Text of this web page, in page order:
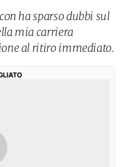
ha sparso dubbi sul
mia carriera
al ritiro immediato.